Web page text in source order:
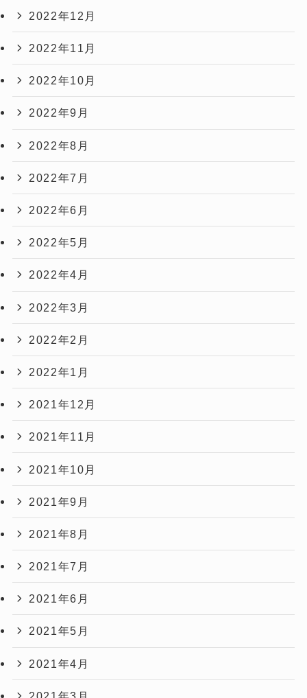
2022年12月
2022年11月
2022年10月
2022年9月
2022年8月
2022年7月
2022年6月
2022年5月
2022年4月
2022年3月
2022年2月
2022年1月
2021年12月
2021年11月
2021年10月
2021年9月
2021年8月
2021年7月
2021年6月
2021年5月
2021年4月